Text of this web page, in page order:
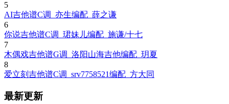
5
AI吉他谱C调_亦生编配_薛之谦
6
你说吉他谱C调_珺妹儿编配_施谦/十七
7
木偶戏吉他谱G调_洛阳山海吉他编配_玥夏
8
爱立刻吉他谱C调_srv7758521编配_方大同
最新更新